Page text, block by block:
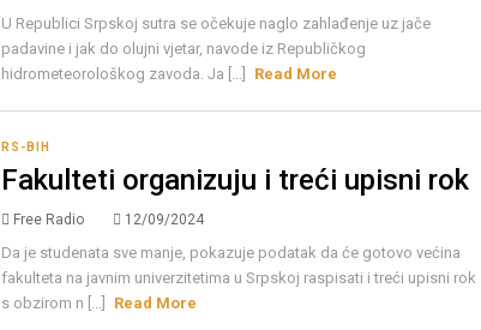
U Republici Srpskoj sutra se očekuje naglo zahlađenje uz jače
padavine i jak do olujni vjetar, navode iz Republičkog
hidrometeorološkog zavoda. Ja [...]
Read More
RS-BIH
Fakulteti organizuju i treći upisni rok
Free Radio 12/09/2024
Da je studenata sve manje, pokazuje podatak da će gotovo većina
fakulteta na javnim univerzitetima u Srpskoj raspisati i treći upisni rok
s obzirom n [...]
Read More